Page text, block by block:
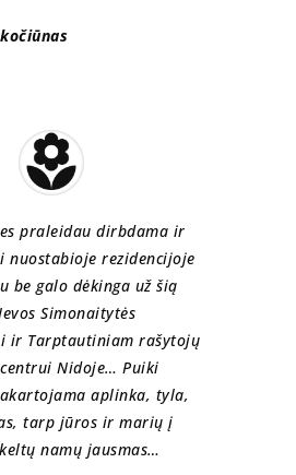
praleidau dirbdama ir
nuostabioje rezidencijoje
be galo dėkinga už šią
Simonaitytės
ir Tarptautiniam rašytojų
Nidoje… Puiki
aplinka, tyla,
tarp jūros ir marių į
namų jausmas…